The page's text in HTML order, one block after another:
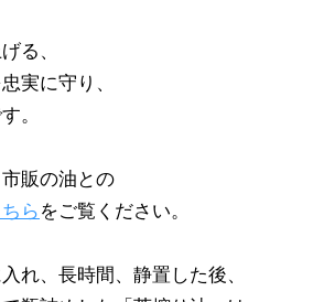
る、
実に守り、
。
販の油との
ら をご覧ください。
れ、長時間、静置した後、